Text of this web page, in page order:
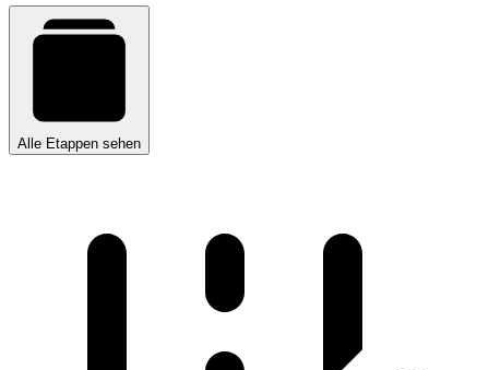
Alle Etappen sehen